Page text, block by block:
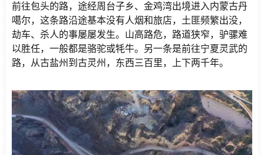
前往包头的路，途经周台子乡、金鸡湾出境进入内蒙古丹
噶尔，这条路沿途基本没有人烟和旅店，土匪频繁出没，
劫车、杀人的事屡屡发生。山高路危，路道狭窄，驴骡难
以胜任，一般都是骆驼或牦牛。另一条是前往宁夏灵武的
路，从古盐州到古灵州，东西三百里，上下两千年。